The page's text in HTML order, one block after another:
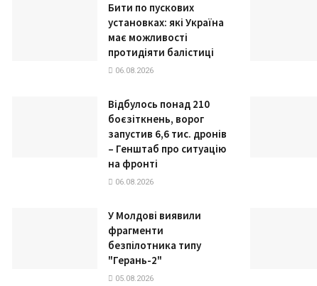
Бити по пускових
установках: які Україна
має можливості
протидіяти балістиці
06.08.2026
Відбулось понад 210
боєзіткнень, ворог
запустив 6,6 тис. дронів
– Генштаб про ситуацію
на фронті
06.08.2026
У Молдові виявили
фрагменти
безпілотника типу
"Герань-2"
05.08.2026